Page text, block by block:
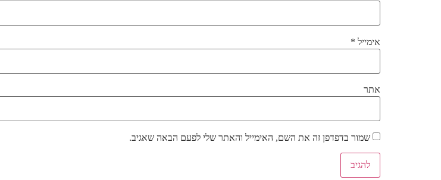
אימייל *
אתר
שמור בדפדפן זה את השם, האימייל והאתר שלי לפעם הבאה שאגיב.